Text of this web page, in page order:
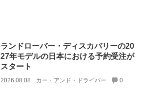
ランドローバー・ディスカバリーの20
27年モデルの日本における予約受注が
スタート
2026.08.08 カー・アンド・ドライバー 0